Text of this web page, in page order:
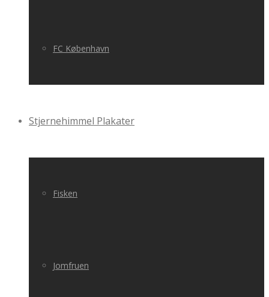
FC København
Stjernehimmel Plakater
Fisken
Jomfruen